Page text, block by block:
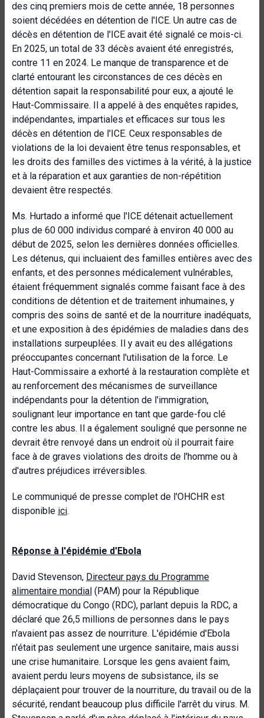
des cinq premiers mois de cette année, 18 personnes
soient décédées en détention de l'ICE. Un autre cas de
décès en détention de l'ICE avait été signalé ce mois-ci.
En 2025, un total de 33 décès avaient été enregistrés,
contre 11 en 2024. Le manque de transparence et de
clarté entourant les circonstances de ces décès en
détention sapait la responsabilité pour eux, a ajouté le
Haut-Commissaire. Il a appelé à des enquêtes rapides,
indépendantes, impartiales et efficaces sur tous les
décès en détention de l'ICE. Ceux responsables de
violations de la loi devaient être tenus responsables, et
les droits des familles des victimes à la vérité, à la justice
et à la réparation et aux garanties de non-répétition
devaient être respectés.
Ms. Hurtado a informé que l'ICE détenait actuellement
plus de 60 000 individus comparé à environ 40 000 au
début de 2025, selon les dernières données officielles.
Les détenus, qui incluaient des familles entières avec des
enfants, et des personnes médicalement vulnérables,
étaient fréquemment signalés comme faisant face à des
conditions de détention et de traitement inhumaines, y
compris des soins de santé et de la nourriture inadéquats,
et une exposition à des épidémies de maladies dans des
installations surpeuplées. Il y avait eu des allégations
préoccupantes concernant l'utilisation de la force. Le
Haut-Commissaire a exhorté à la restauration complète et
au renforcement des mécanismes de surveillance
indépendants pour la détention de l'immigration,
soulignant leur importance en tant que garde-fou clé
contre les abus. Il a également souligné que personne ne
devrait être renvoyé dans un endroit où il pourrait faire
face à de graves violations des droits de l'homme ou à
d'autres préjudices irréversibles.
Le communiqué de presse complet de l'OHCHR est
disponible ici.
Réponse à l'épidémie d'Ebola
David Stevenson, Directeur pays du Programme
alimentaire mondial (PAM) pour la République
démocratique du Congo (RDC), parlant depuis la RDC, a
déclaré que 26,5 millions de personnes dans le pays
n'avaient pas assez de nourriture. L'épidémie d'Ebola
n'était pas seulement une urgence sanitaire, mais aussi
une crise humanitaire. Lorsque les gens avaient faim,
avaient perdu leurs moyens de subsistance, ils se
déplaçaient pour trouver de la nourriture, du travail ou de la
sécurité, rendant beaucoup plus difficile l'arrêt du virus. M.